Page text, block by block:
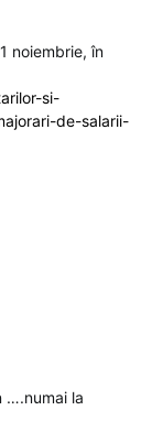
noiembrie, în
si-
de-salarii-
….numai la